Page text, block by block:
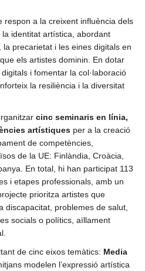
respon a la creixent influència dels
identitat artística, abordant
precarietat i les eines digitals en
els artistes dominin. En dotar
i fomentar la col·laboració
la resiliència i la diversitat
cinc seminaris en línia,
artístiques per a la creació
de competències,
de la UE: Finlàndia, Croàcia,
En total, hi han participat 113
i etapes professionals, amb un
prioritza artistes que
discapacitat, problemes de salut,
socials o polítics, aïllament
de cinc eixos temàtics: Media
modelen l’expressió artística